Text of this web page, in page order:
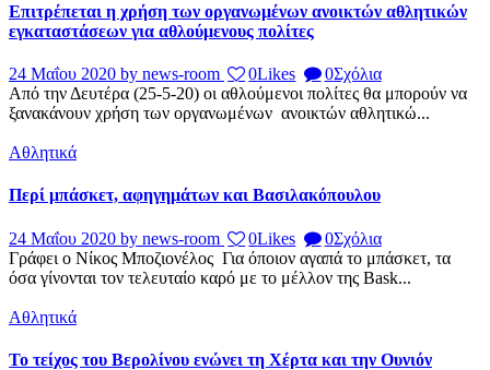
Επιτρέπεται η χρήση των οργανωμένων ανοικτών αθλητικών
εγκαταστάσεων για αθλούμενους πολίτες
24 Μαΐου 2020 by news-room 0Likes 0Σχόλια
Από την Δευτέρα (25-5-20) οι αθλούμενοι πολίτες θα μπορούν να
ξανακάνουν χρήση των οργανωμένων ανοικτών αθλητικώ...
Αθλητικά
Περί μπάσκετ, αφηγημάτων και Βασιλακόπουλου
24 Μαΐου 2020 by news-room 0Likes 0Σχόλια
Γράφει ο Νίκος Μποζιονέλος Για όποιον αγαπά το μπάσκετ, τα
όσα γίνονται τον τελευταίο καρό με το μέλλον της Bask...
Αθλητικά
Το τείχος του Βερολίνου ενώνει τη Χέρτα και την Ουνιόν